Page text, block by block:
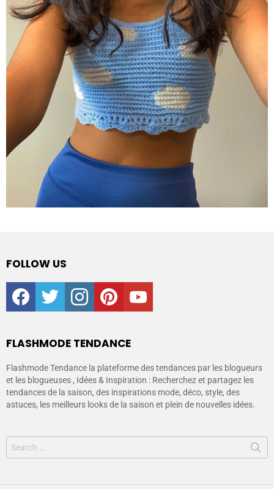
FOLLOW US
facebooktwitter instagrampinterestyoutube
FLASHMODE TENDANCE
Flashmode Tendance la plateforme des tendances par les blogueurs
et les blogueuses , Idées & Inspiration : Recherchez et partagez les
tendances de la saison, des inspirations mode, déco, style, des
astuces, les meilleurs looks de la saison et plein de nouvelles idées.